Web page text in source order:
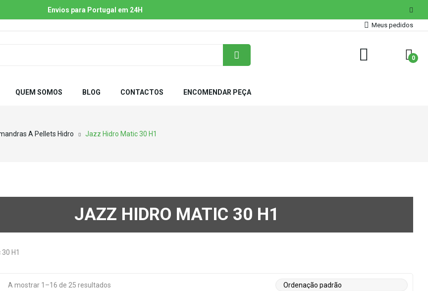
Envios para Portugal em 24H
Meus pedidos
0
QUEM SOMOS BLOG CONTACTOS ENCOMENDAR PEÇA
A Pellets Hidro Jazz Hidro Matic 30 H1
JAZZ HIDRO MATIC 30 H1
A mostrar 1–16 de 25 resultados